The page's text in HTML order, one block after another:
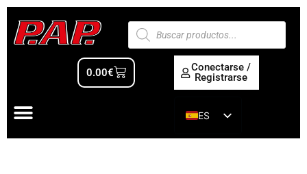
0.00€
Conectarse /
Registrarse
ES
EN